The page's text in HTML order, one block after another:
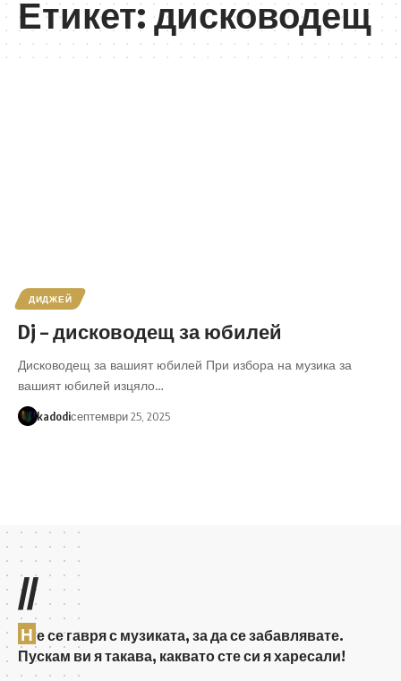
Етикет:дисководещ
ДИДЖЕЙ
Dj – дисководещ за юбилей
Дисководещ за вашият юбилей При избора на музика за
вашият юбилей изцяло…
kadodiсептември 25, 2025
//
Н е се гавря с музиката, за да се забавлявате.
Пускам ви я такава, каквато сте си я харесали!